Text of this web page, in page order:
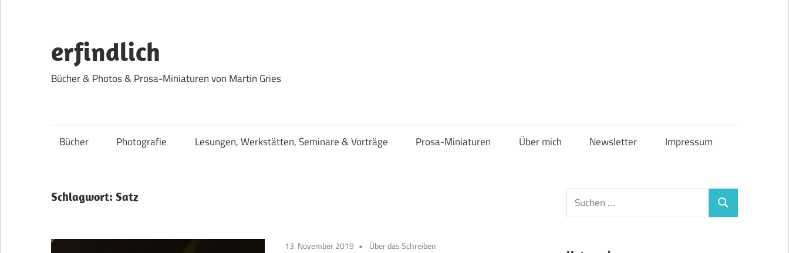
springen
erfindlich
Bücher & Photos & Prosa-Miniaturen von Martin Gries
Bücher Photografie Lesungen, Werkstätten, Seminare & Vorträge Prosa-Miniaturen Über mich Newsletter Impressum
Schlagwort: Satz
13. November 2019 Über das Schreiben
Suchen
nach:
Suchen